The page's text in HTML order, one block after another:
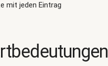
mit jeden Eintrag